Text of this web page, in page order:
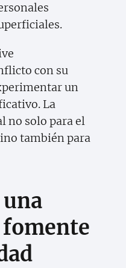
con su
un
La
no solo para el
también para
una